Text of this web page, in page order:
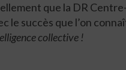
que la DR
le succès que l’on
collective !